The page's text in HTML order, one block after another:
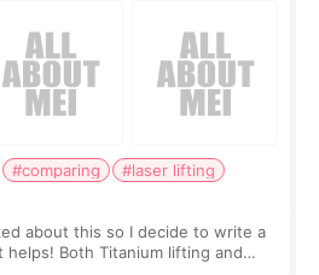
#comparing
#laser lifting
about this so I decide to write a
Both Titanium lifting and